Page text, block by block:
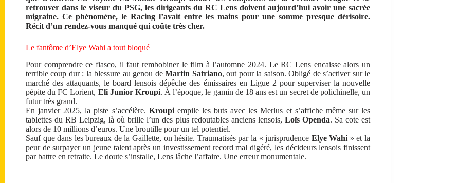
retrouver dans le viseur du PSG, les dirigeants du RC Lens doivent aujourd’hui avoir une sacrée
migraine. Ce phénomène, le Racing l’avait entre les mains pour une somme presque dérisoire.
Récit d’un rendez-vous manqué qui coûte très cher.
Le fantôme d’Elye Wahi a tout bloqué
Pour comprendre ce fiasco, il faut rembobiner le film à l’automne 2024. Le RC Lens encaisse alors un
terrible coup dur : la blessure au genou deMartin Satriano, out pour la saison. Obligé de s’activer sur le
marché des attaquants, le board lensois dépêche des émissaires en Ligue 2 pour superviser la nouvelle
pépite du FC Lorient, Eli Junior Kroupi. À l’époque, le gamin de 18 ans est un secret de polichinelle, un
futur très grand.
En janvier 2025, la piste s’accélère. Kroupiempile les buts avec les Merlus et s’affiche même sur les
tablettes du RB Leipzig, là où brille l’un des plus redoutables anciens lensois, Loïs Openda. Sa cote est
alors de 10 millions d’euros. Une broutille pour un tel potentiel.
Sauf que dans les bureaux de la Gaillette, on hésite. Traumatisés par la « jurisprudence Elye Wahi » et la
peur de surpayer un jeune talent après un investissement record mal digéré, les décideurs lensois finissent
par battre en retraite. Le doute s’installe, Lens lâche l’affaire. Une erreur monumentale.